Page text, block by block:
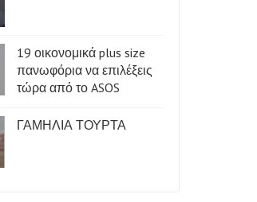
19 οικονομικά plus size
πανωφόρια να επιλέξεις
τώρα από το ASOS
ΓΑΜΗΛΙΑ ΤΟΥΡΤΑ